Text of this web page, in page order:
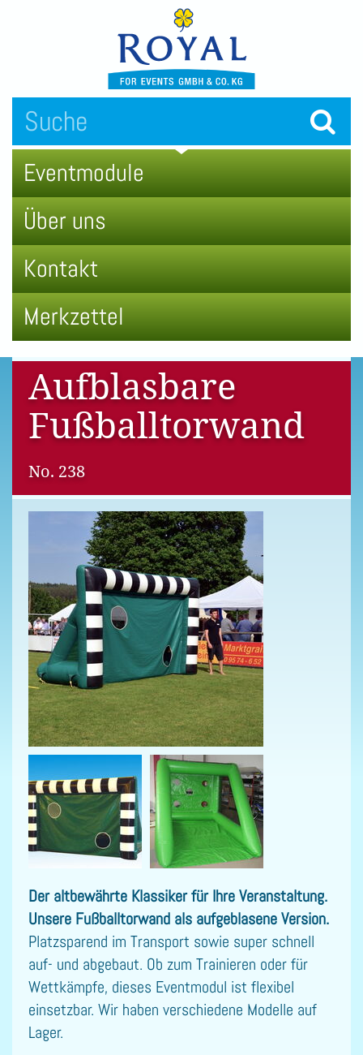
Eventmodule
Über uns
Kontakt
Merkzettel
Aufblasbare
Fußballtorwand
No. 238
Der altbewährte Klassiker für Ihre Veranstaltung.
Unsere Fußballtorwand als aufgeblasene Version.
Platzsparend im Transport sowie super schnell
auf- und abgebaut. Ob zum Trainieren oder für
Wettkämpfe, dieses Eventmodul ist flexibel
einsetzbar. Wir haben verschiedene Modelle auf
Lager.